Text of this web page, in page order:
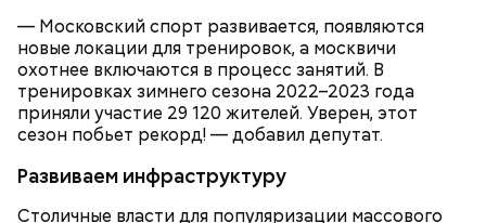
— Московский спорт развивается, появляются
новые локации для тренировок, а москвичи
охотнее включаются в процесс занятий. В
тренировках зимнего сезона 2022–2023 года
приняли участие 29 120 жителей. Уверен, этот
сезон побьет рекорд! — добавил депутат.
Развиваем инфраструктуру
Столичные власти для популяризации массового